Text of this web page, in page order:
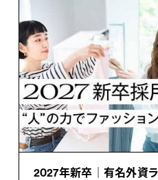
2027年新卒｜有名外資ラ